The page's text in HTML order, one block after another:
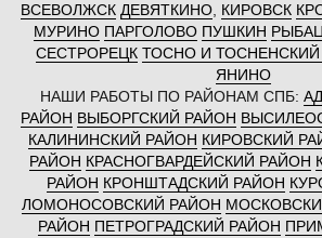
ВСЕВОЛЖСК ДЕВЯТКИНО КИРОВСК
МУРИНО ПАРГОЛОВО ПУШКИН
СЕСТРОРЕЦК ТОСНО И ТОСНЕНСКИЙ
ЯНИНО
НАШИ РАБОТЫ ПО РАЙОНАМ СПБ:
РАЙОН ВЫБОРГСКИЙ РАЙОН
КАЛИНИНСКИЙ РАЙОН КИРОВСКИЙ
РАЙОН КРАСНОГВАРДЕЙСКИЙ РАЙОН
РАЙОН КРОНШТАДСКИЙ РАЙОН
ЛОМОНОСОВСКИЙ РАЙОН
РАЙОН ПЕТРОГРАДСКИЙ РАЙОН